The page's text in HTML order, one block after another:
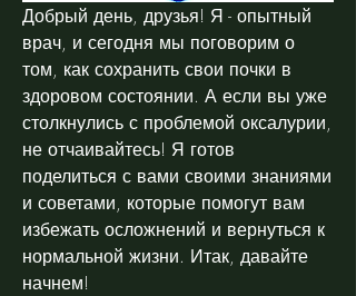
Добрый день, друзья! Я - опытный
врач, и сегодня мы поговорим о
том, как сохранить свои почки в
здоровом состоянии. А если вы уже
столкнулись с проблемой оксалурии,
не отчаивайтесь! Я готов
поделиться с вами своими знаниями
и советами, которые помогут вам
избежать осложнений и вернуться к
нормальной жизни. Итак, давайте
начнем!